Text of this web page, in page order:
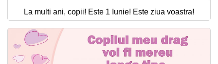
La multi ani, copii! Este 1 Iunie! Este ziua voastra!